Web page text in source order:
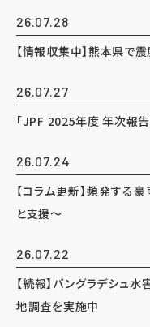
26.07.28
【情報収集中】熊本県で
26.07.27
「JPF 2025年度 年次報
26.07.24
【コラム更新】頻発する
と支援～
26.07.22
【続報】バングラデシュ
地調査を実施中